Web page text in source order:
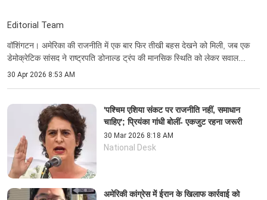
Editorial Team
वॉशिंगटन। अमेरिका की राजनीति में एक बार फिर तीखी बहस देखने को मिली, जब एक
डेमोक्रेटिक सांसद ने राष्ट्रपति डोनाल्ड ट्रंप की मानसिक स्थिति को लेकर सवाल...
30 Apr 2026 8:53 AM
'पश्चिम एशिया संकट पर राजनीति नहीं, समाधान
चाहिए'; प्रियंका गांधी बोलीं- एकजुट रहना जरूरी
30 Mar 2026 8:18 AM
National Desk
अमेरिकी कांग्रेस में ईरान के खिलाफ कार्रवाई को